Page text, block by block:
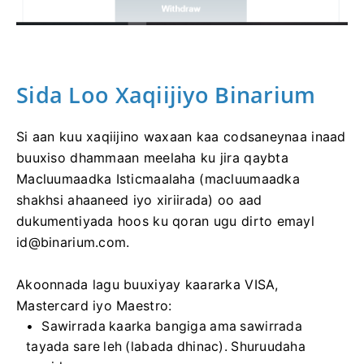
Sida Loo Xaqiijiyo Binarium
Si aan kuu xaqiijino waxaan kaa codsaneynaa inaad
buuxiso dhammaan meelaha ku jira qaybta
Macluumaadka Isticmaalaha (macluumaadka
shakhsi ahaaneed iyo xiriirada) oo aad
dukumentiyada hoos ku qoran ugu dirto emayl
id@binarium.com.
Akoonnada lagu buuxiyay kaararka VISA,
Mastercard iyo Maestro:
Sawirrada kaarka bangiga ama sawirrada
tayada sare leh (labada dhinac). Shuruudaha